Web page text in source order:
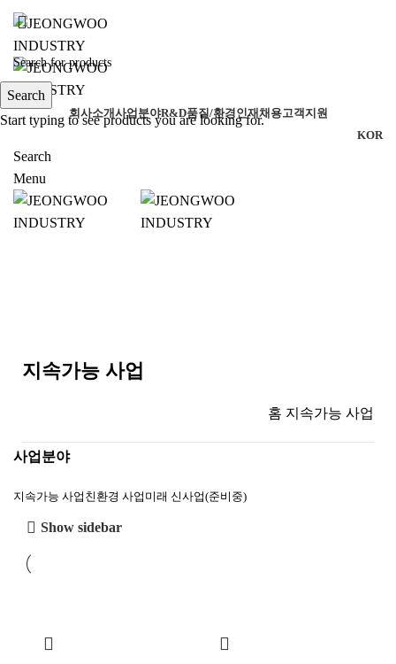
회사소개사업분야R&D품질/환경인재채용고객지원
KOR
Search
Menu
지속가능 사업
홈 지속가능 사업
사업분야
지속가능 사업 친환경 사업 미래 신사업(준비중)
Show sidebar
Search
Start typing to see products you are looking for.